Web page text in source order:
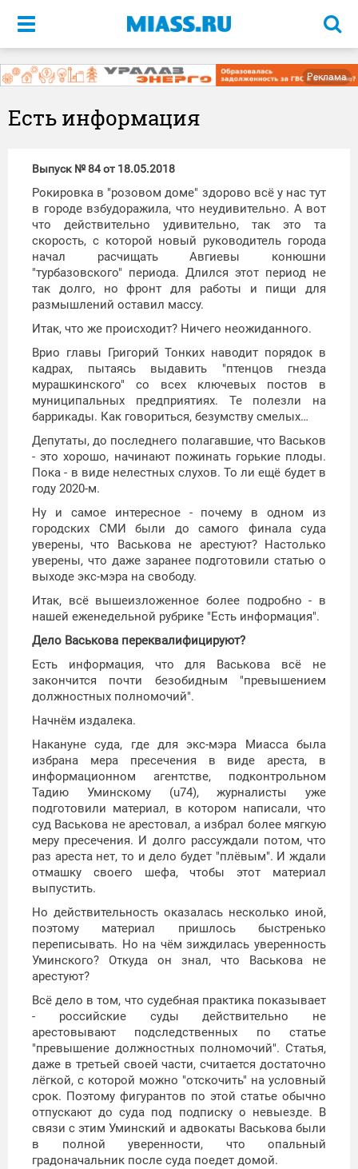
Меню
Реклама
Есть информация
Выпуск № 84 от 18.05.2018
Рокировка в "розовом доме" здорово всё у нас тут
в городе взбудоражила, что неудивительно. А вот
что действительно удивительно, так это та
скорость, с которой новый руководитель города
начал расчищать Авгиевы конюшни
"турбазовского" периода. Длился этот период не
так долго, но фронт для работы и пищи для
размышлений оставил массу.
Итак, что же происходит? Ничего неожиданного.
Врио главы Григорий Тонких наводит порядок в
кадрах, пытаясь выдавить "птенцов гнезда
мурашкинского" со всех ключевых постов в
муниципальных предприятиях. Те полезли на
баррикады. Как говориться, безумству смелых…
Депутаты, до последнего полагавшие, что Васьков
- это хорошо, начинают пожинать горькие плоды.
Пока - в виде нелестных слухов. То ли ещё будет в
году 2020-м.
Ну и самое интересное - почему в одном из
городских СМИ были до самого финала суда
уверены, что Васькова не арестуют? Настолько
уверены, что даже заранее подготовили статью о
выходе экс-мэра на свободу.
Итак, всё вышеизложенное более подробно - в
нашей еженедельной рубрике "Есть информация".
Дело Васькова переквалифицируют?
Есть информация, что для Васькова всё не
закончится почти безобидным "превышением
должностных полномочий".
Начнём издалека.
Накануне суда, где для экс-мэра Миасса была
избрана мера пресечения в виде ареста, в
информационном агентстве, подконтрольном
Тадию Уминскому (u74), журналисты уже
подготовили материал, в котором написали, что
суд Васькова не арестовал, а избрал более мягкую
меру пресечения. И долго рассуждали потом, что
раз ареста нет, то и дело будет "плёвым". И ждали
отмашку своего шефа, чтобы этот материал
выпустить.
Но действительность оказалась несколько иной,
поэтому материал пришлось быстренько
переписывать. Но на чём зиждилась уверенность
Уминского? Откуда он знал, что Васькова не
арестуют?
Всё дело в том, что судебная практика показывает
- российские суды действительно не
арестовывают подследственных по статье
"превышение должностных полномочий". Статья,
даже в третьей своей части, считается достаточно
лёгкой, с которой можно "отскочить" на условный
срок. Поэтому фигурантов по этой статье обычно
отпускают до суда под подписку о невыезде. В
связи с этим Уминский и адвокаты Васькова были
в полной уверенности, что опальный
градоначальник после суда поедет домой.